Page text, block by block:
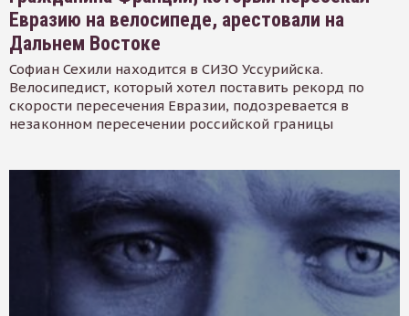
Евразию на велосипеде, арестовали на
Дальнем Востоке
Софиан Сехили находится в СИЗО Уссурийска.
Велосипедист, который хотел поставить рекорд по
скорости пересечения Евразии, подозревается в
незаконном пересечении российской границы